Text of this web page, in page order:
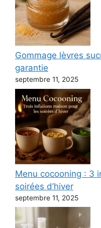
Gommage lèvres
garantie
septembre 11, 2025
Menu cocooning : 3
soirées d’hiver
septembre 11, 2025